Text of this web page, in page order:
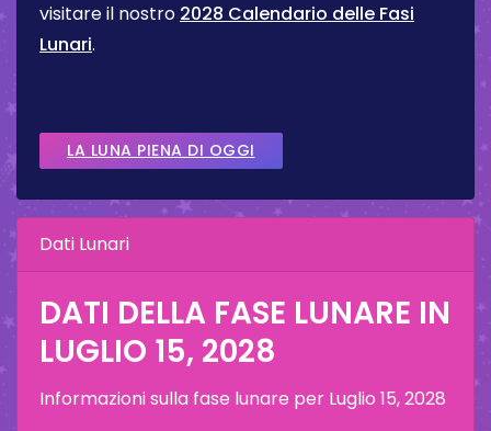
visitare il nostro 2028 Calendario delle Fasi
Lunari.
LA LUNA PIENA DI OGGI
Dati Lunari
DATI DELLA FASE LUNARE IN
LUGLIO 15, 2028
Informazioni sulla fase lunare per Luglio 15, 2028